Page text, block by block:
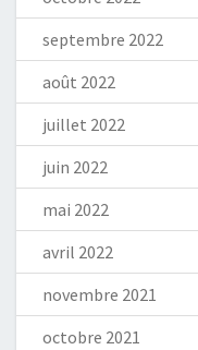
septembre 2022
août 2022
juillet 2022
juin 2022
mai 2022
avril 2022
novembre 2021
octobre 2021